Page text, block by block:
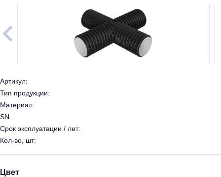
Артикул:
Тип продукции:
Материал:
SN:
Срок эксплуатации / лет:
Кол-во, шт:
Цвет